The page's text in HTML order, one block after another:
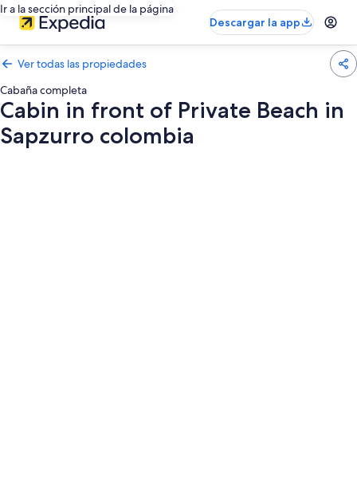
Ir a la sección principal de la página
Descargar la app
Ver todas las propiedades
Cabaña completa
Cabin in front of Private Beach in
Sapzurro colombia